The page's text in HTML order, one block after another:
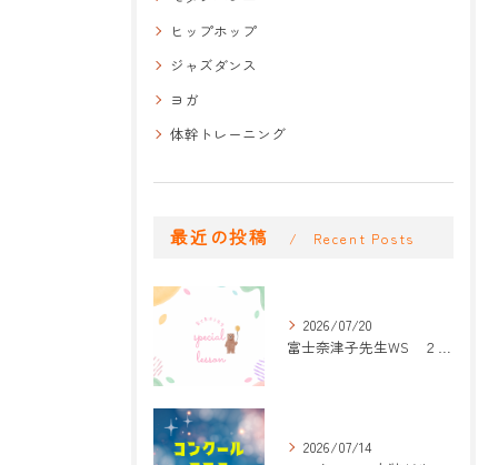
ヒップホップ
ジャズダンス
ヨガ
体幹トレーニング
最近の投稿 Recent Posts
2026/07/20
富士奈津子先生WS ２回目
2026/07/14